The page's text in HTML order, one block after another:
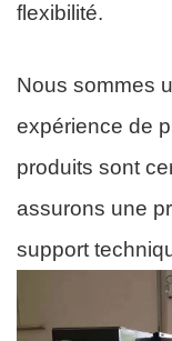
flexibilité.
Nous sommes
expérience de
produits sont
assurons une
support